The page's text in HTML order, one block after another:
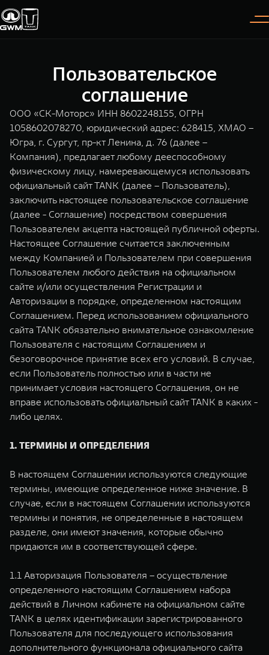
Модели
TANK 300
Следуй за открытиями
от 3 999 000 ₽
TANK 400
от 5 599 000 ₽
TANK 500
Веди за собой
от 6 499 000 ₽
TANK 700
от 10 199 000 ₽
Расширяя границы комфорта Эстетика нового времени
WEY 80
от 6 449 000 ₽
WEY 80 Лаундж
от 8 099 000 ₽
Покупателям
ВЫБОР АВТОМОБИЛЯ
Спецпредложения
Конфигуратор
Тест-драйв
Зарядные станции
ПОКУПКА АВТОМОБИЛЯ
TANK Финансы
Корпоративным клиентам
TANK ФИНАНСЫ
TANK Кредит
TANK Лизинг
TANK Страхование
Владельцам
ГАРАНТИЯ И ПОДДЕРЖКА
Гарантия
Помощь на дороге
СЕРВИС
Калькулятор ТО
Нулевое ТО
Сервис
Специальные предложения
Моторные масла
ЦИФРОВЫЕ СЕРВИСЫ TANK
Цифровые сервисы TANK
Подписки
О дилере
О нас
35 лет GWM
GWM ТЕХ ДЕНЬ
Новости
Пользовательское
соглашение
ООО «СК-Моторс» ИНН 8602248155, ОГРН
1058602078270, юридический адрес: 628415, ХМАО –
Югра, г. Сургут, пр-кт Ленина, д. 76 (далее –
Компания), предлагает любому дееспособному
физическому лицу, намеревающемуся использовать
официальный сайт TANK (далее – Пользователь),
заключить настоящее пользовательское соглашение
(далее - Соглашение) посредством совершения
Пользователем акцепта настоящей публичной оферты.
Настоящее Соглашение считается заключенным
между Компанией и Пользователем при совершения
Пользователем любого действия на официальном
сайте и/или осуществления Регистрации и
Авторизации в порядке, определенном настоящим
Соглашением. Перед использованием официального
сайта TANK обязательно внимательное ознакомление
Пользователя с настоящим Соглашением и
безоговорочное принятие всех его условий. В случае,
если Пользователь полностью или в части не
принимает условия настоящего Соглашения, он не
вправе использовать официальный сайт TANK в каких -
либо целях.
1. ТЕРМИНЫ И ОПРЕДЕЛЕНИЯ
В настоящем Соглашении используются следующие
термины, имеющие определенное ниже значение. В
случае, если в настоящем Соглашении используются
термины и понятия, не определенные в настоящем
разделе, они имеют значения, которые обычно
придаются им в соответствующей сфере.
1.1 Авторизация Пользователя – осуществление
определенного настоящим Соглашением набора
действий в Личном кабинете на официальном сайте
TANK в целях идентификации зарегистрированного
Пользователя для последующего использования
дополнительного функционала официального сайта